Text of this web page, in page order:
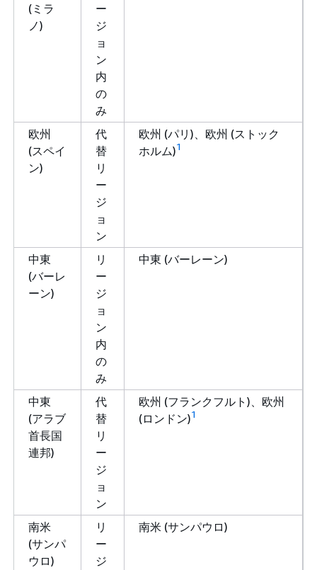
(ミラ
ノ)
ー
ジ
ョ
ン
内
の
み
欧州
(スペイ
ン)
代
替
リ
ー
ジ
ョ
ン
欧州 (パリ)、欧州 (ストック
ホルム)1
中東
(バーレ
ーン)
リ
ー
ジ
ョ
ン
内
の
み
中東 (バーレーン)
中東
(アラブ
首長国
連邦)
代
替
リ
ー
ジ
ョ
ン
欧州 (フランクフルト)、欧州
(ロンドン)1
南米
(サンパ
ウロ)
リ
ー
ジ
南米 (サンパウロ)